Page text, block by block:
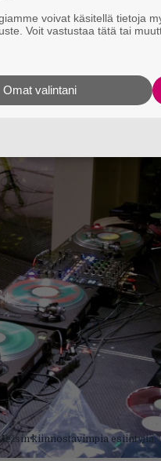
kiinnostavimpia esiintyjiä.
voivat käsitellä tietoja
Voit vastustaa tätä tai
Omat valintani